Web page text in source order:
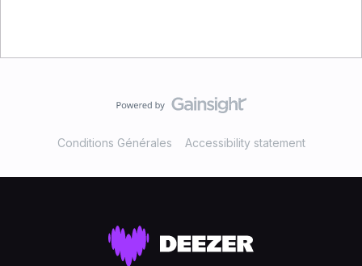
Conditions Générales Accessibility statement